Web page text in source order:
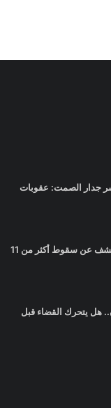
جدار الصمت: عقوبات
مجزرة في الجنوب: مصادر تكشف عن سقوط أكثر من 11
هل يتحرك القضاء قبل